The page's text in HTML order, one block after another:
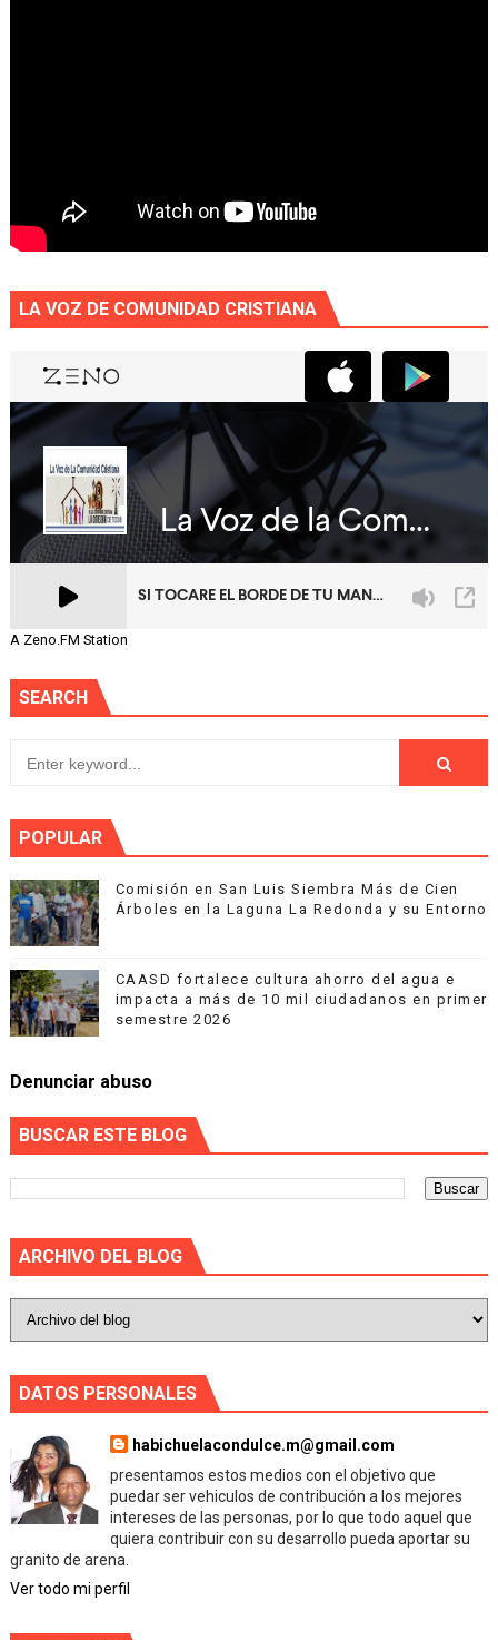
LA VOZ DE COMUNIDAD CRISTIANA
A Zeno.FM Station
SEARCH
POPULAR
Comisión en San Luis Siembra Más de Cien
Árboles en la Laguna La Redonda y su Entorno
CAASD fortalece cultura ahorro del agua e
impacta a más de 10 mil ciudadanos en primer
semestre 2026
Denunciar abuso
BUSCAR ESTE BLOG
ARCHIVO DEL BLOG
DATOS PERSONALES
habichuelacondulce.m@gmail.com
presentamos estos medios con el objetivo que
puedar ser vehiculos de contribución a los mejores
intereses de las personas, por lo que todo aquel que
quiera contribuir con su desarrollo pueda aportar su
granito de arena.
Ver todo mi perfil